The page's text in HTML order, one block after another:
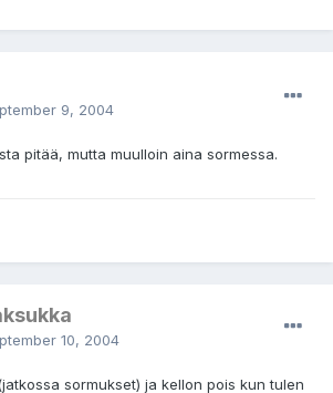
9, 2004
pitää, mutta muulloin aina sormessa.
10, 2004
sormukset) ja kellon pois kun tulen